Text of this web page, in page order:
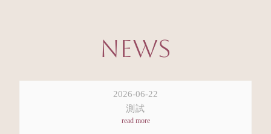
NEWS
2026-06-22
測試